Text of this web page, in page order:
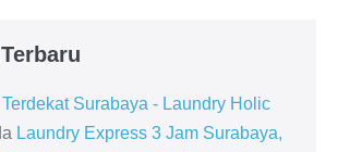
Surabaya - Laundry Holic
Laundry Express 3 Jam Surabaya,